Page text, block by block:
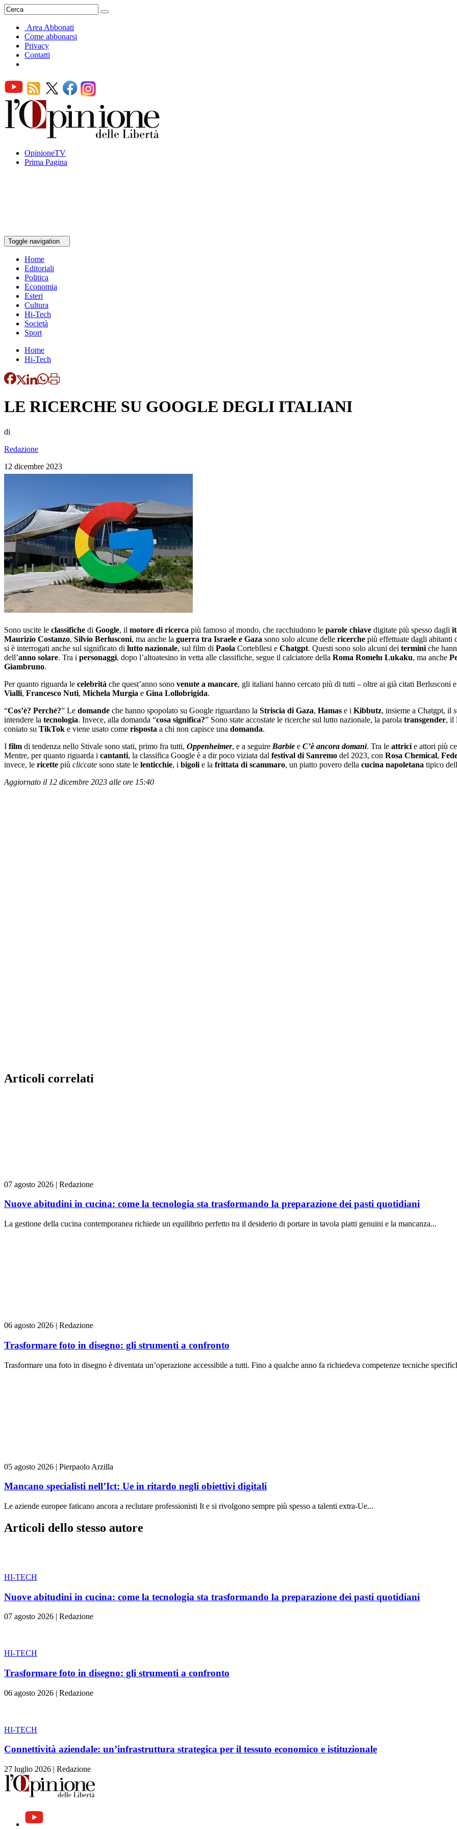
Area Abbonati
Come abbonarsi
Privacy
Contatti
OpinioneTV
Prima Pagina
Toggle navigation
Home
Editoriali
Politica
Economia
Esteri
Cultura
Hi-Tech
Società
Sport
Home
Hi-Tech
LE RICERCHE SU GOOGLE DEGLI ITALIANI
di
Redazione
12 dicembre 2023
Sono uscite le classifiche di Google, il motore di ricerca più famoso al mondo, che racchiudono le parole chiave digitate più spesso dagli
Maurizio Costanzo, Silvio Berlusconi, ma anche la guerra tra Israele e Gaza sono solo alcune delle ricerche più effettuate dagli abitanti
si è interrogati anche sul significato di lutto nazionale, sul film di Paola Cortebllesi e Chatgpt. Questi sono solo alcuni dei termini che
dell’anno solare. Tra i personaggi, dopo l’altoatesino in vetta alle classifiche, segue il calciatore della Roma Romelu Lukaku, ma anche
Giambruno.
Per quanto riguarda le celebrità che quest’anno sono venute a mancare, gli italiani hanno cercato più di tutti – oltre ai già citati Berlusconi
Vialli, Francesco Nuti, Michela Murgia e Gina Lollobrigida.
“Cos’è? Perché?” Le domande che hanno spopolato su Google riguardano la Striscia di Gaza, Hamas e i Kibbutz, insieme a Chatgpt, il
intendere la tecnologia. Invece, alla domanda “cosa significa?” Sono state accostate le ricerche sul lutto nazionale, la parola transgender, il
coniato su TikTok e viene usato come risposta a chi non capisce una domanda.
I film di tendenza nello Stivale sono stati, primo fra tutti, Oppenheimer, e a seguire Barbie e C’è ancora domani. Tra le attrici e attori più
Mentre, per quanto riguarda i cantanti, la classifica Google è a dir poco viziata dal festival di Sanremo del 2023, con Rosa Chemical,
invece, le ricette più cliccate sono state le lenticchie, i bigoli e la frittata di scammaro, un piatto povero della cucina napoletana tipico
Aggiornato il 12 dicembre 2023 alle ore 15:40
Articoli correlati
07 agosto 2026 | Redazione
Nuove abitudini in cucina: come la tecnologia sta trasformando la preparazione dei pasti quotidiani
La gestione della cucina contemporanea richiede un equilibrio perfetto tra il desiderio di portare in tavola piatti genuini e la mancanza...
06 agosto 2026 | Redazione
Trasformare foto in disegno: gli strumenti a confronto
Trasformare una foto in disegno è diventata un’operazione accessibile a tutti. Fino a qualche anno fa richiedeva competenze tecniche
05 agosto 2026 | Pierpaolo Arzilla
Mancano specialisti nell’Ict: Ue in ritardo negli obiettivi digitali
Le aziende europee faticano ancora a reclutare professionisti It e si rivolgono sempre più spesso a talenti extra-Ue...
Articoli dello stesso autore
HI-TECH
Nuove abitudini in cucina: come la tecnologia sta trasformando la preparazione dei pasti quotidiani
07 agosto 2026 | Redazione
HI-TECH
Trasformare foto in disegno: gli strumenti a confronto
06 agosto 2026 | Redazione
HI-TECH
Connettività aziendale: un’infrastruttura strategica per il tessuto economico e istituzionale
27 luglio 2026 | Redazione